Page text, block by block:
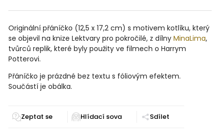
Originální přáníčko (12,5 x 17,2 cm) s motivem kotlíku, který
se objevil na knize Lektvary pro pokročilé, z dílny MinaLima,
tvůrců replik, které byly použity ve filmech o Harrym
Potterovi.
Přáníčko je prázdné bez textu s fóliovým efektem.
Součástí je obálka.
Zeptat se Sdílet